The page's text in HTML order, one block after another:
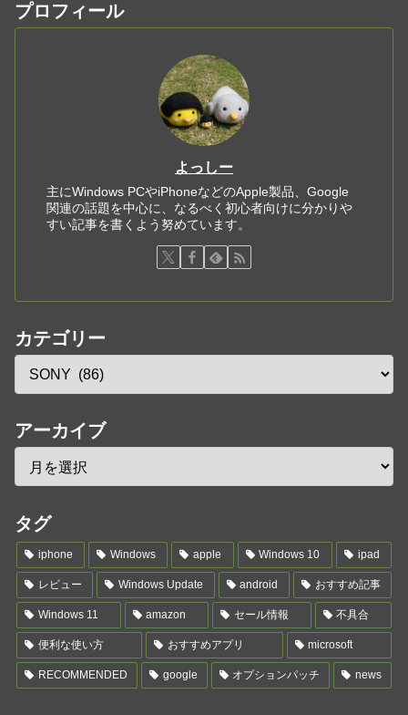
プロフィール
よっしー
主にWindows PCやiPhoneなどのApple製品、Google
関連の話題を中心に、なるべく初心者向けに分かりや
すい記事を書くよう努めています。
カテゴリー
アーカイブ
タグ
iphone Windows apple Windows 10 ipad
レビュー Windows Update android おすすめ記事
Windows 11 amazon セール情報 不具合
便利な使い方 おすすめアプリ microsoft
RECOMMENDED google オプションパッチ news